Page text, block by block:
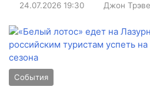
24.07.2026 19:30 Джон
События